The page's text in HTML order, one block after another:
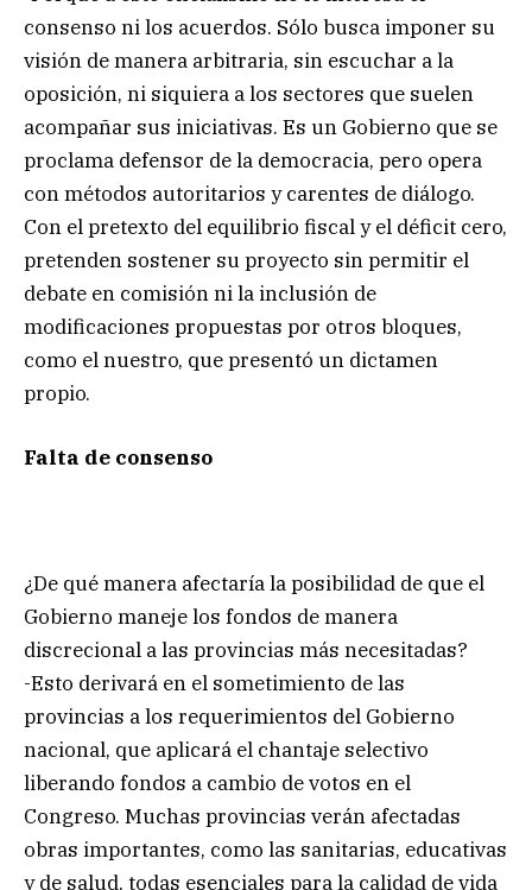
consenso ni los acuerdos. Sólo busca imponer su
visión de manera arbitraria, sin escuchar a la
oposición, ni siquiera a los sectores que suelen
acompañar sus iniciativas. Es un Gobierno que se
proclama defensor de la democracia, pero opera
con métodos autoritarios y carentes de diálogo.
Con el pretexto del equilibrio fiscal y el déficit cero,
pretenden sostener su proyecto sin permitir el
debate en comisión ni la inclusión de
modificaciones propuestas por otros bloques,
como el nuestro, que presentó un dictamen
propio.
Falta de consenso
¿De qué manera afectaría la posibilidad de que el
Gobierno maneje los fondos de manera
discrecional a las provincias más necesitadas?
-Esto derivará en el sometimiento de las
provincias a los requerimientos del Gobierno
nacional, que aplicará el chantaje selectivo
liberando fondos a cambio de votos en el
Congreso. Muchas provincias verán afectadas
obras importantes, como las sanitarias, educativas
y de salud, todas esenciales para la calidad de vida